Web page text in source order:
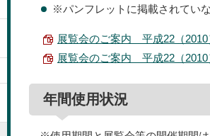
※パンフレットに掲載されてい
展覧会のご案内 平成22（2010
展覧会のご案内 平成22（2010
年間使用状況